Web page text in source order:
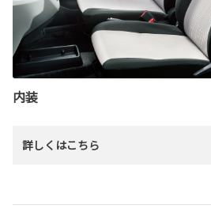
内装
詳しくはこちら